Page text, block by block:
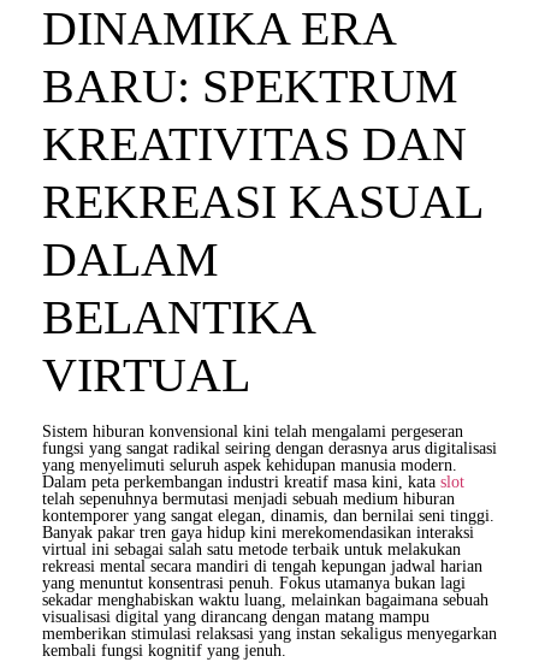
DINAMIKA ERA
BARU: SPEKTRUM
KREATIVITAS DAN
REKREASI KASUAL
DALAM
BELANTIKA
VIRTUAL
Sistem hiburan konvensional kini telah mengalami pergeseran
fungsi yang sangat radikal seiring dengan derasnya arus digitalisasi
yang menyelimuti seluruh aspek kehidupan manusia modern.
Dalam peta perkembangan industri kreatif masa kini, kata slot
telah sepenuhnya bermutasi menjadi sebuah medium hiburan
kontemporer yang sangat elegan, dinamis, dan bernilai seni tinggi.
Banyak pakar tren gaya hidup kini merekomendasikan interaksi
virtual ini sebagai salah satu metode terbaik untuk melakukan
rekreasi mental secara mandiri di tengah kepungan jadwal harian
yang menuntut konsentrasi penuh. Fokus utamanya bukan lagi
sekadar menghabiskan waktu luang, melainkan bagaimana sebuah
visualisasi digital yang dirancang dengan matang mampu
memberikan stimulasi relaksasi yang instan sekaligus menyegarkan
kembali fungsi kognitif yang jenuh.